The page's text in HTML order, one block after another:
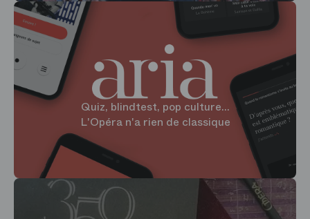
Quiz, blindtest, pop culture...
L'Opéra n'a rien de classique